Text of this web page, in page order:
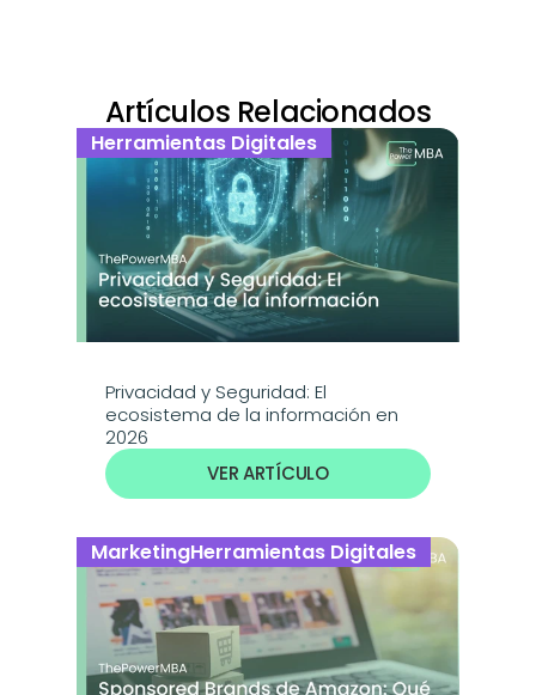
Artículos Relacionados
Herramientas Digitales
Privacidad y Seguridad: El
ecosistema de la información en
2026
VER ARTÍCULO
MarketingHerramientas Digitales